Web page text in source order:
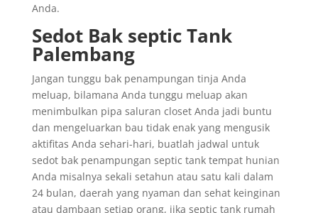
Anda.
Sedot Bak septic Tank
Palembang
Jangan tunggu bak penampungan tinja Anda
meluap, bilamana Anda tunggu meluap akan
menimbulkan pipa saluran closet Anda jadi buntu
dan mengeluarkan bau tidak enak yang mengusik
aktifitas Anda sehari-hari, buatlah jadwal untuk
sedot bak penampungan septic tank tempat hunian
Anda misalnya sekali setahun atau satu kali dalam
24 bulan, daerah yang nyaman dan sehat keinginan
atau dambaan setiap orang, jika septic tank rumah